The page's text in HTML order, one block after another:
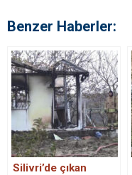
Benzer Haberler:
Silivri’de çıkan